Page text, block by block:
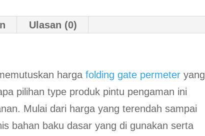
Ulasan (0)
hargafolding gate permeter yang
pilihan type produk pintu pengaman ini
Mulai dari harga yang terendah sampai
bahan baku dasar yang di gunakan serta